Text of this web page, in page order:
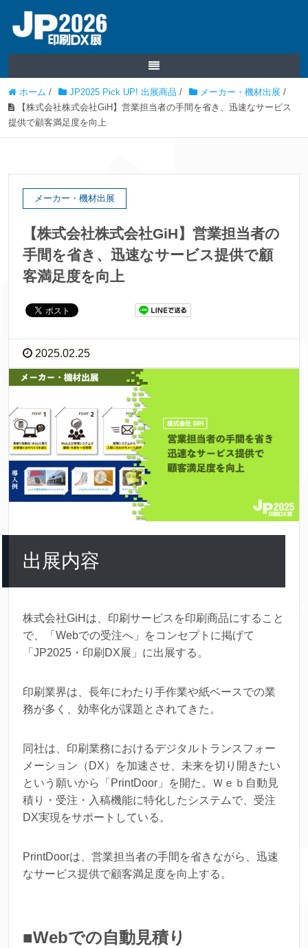
ホーム / JP2025 Pick UP! 出展商品 / メーカー・機材出展 /
【株式会社株式会社GiH】営業担当者の手間を省き、迅速なサービス
提供で顧客満足度を向上
メーカー・機材出展
【株式会社株式会社GiH】営業担当者の
手間を省き、迅速なサービス提供で顧
客満足度を向上
2025.02.25
出展内容
株式会社GiHは、印刷サービスを印刷商品にすること
で、「Webでの受注へ」をコンセプトに掲げて
「JP2025・印刷DX展」に出展する。
印刷業界は、長年にわたり手作業や紙ベースでの業
務が多く、効率化が課題とされてきた。
同社は、印刷業務におけるデジタルトランスフォー
メーション（DX）を加速させ、未来を切り開きたい
という願いから「PrintDoor」を開た。Ｗｅｂ自動見
積り・受注・入稿機能に特化したシステムで、受注
DX実現をサポートしている。
PrintDoorは、営業担当者の手間を省きながら、迅速
なサービス提供で顧客満足度を向上する。
■Webでの自動見積り